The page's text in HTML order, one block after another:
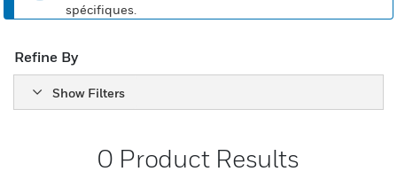
spécifiques.
Refine By
Show Filters
0 Product Results